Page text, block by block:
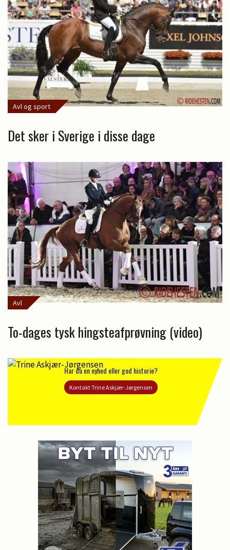
Avl og sport
Det sker i Sverige i disse dage
Avl
To-dages tysk hingsteafprøvning (video)
Har du en nyhed eller god historie?
Kontakt Trine Askjær-Jørgensen